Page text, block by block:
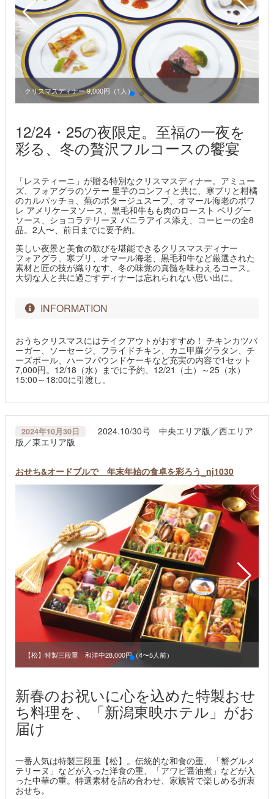
クリスマスディナー 9,000円（1人）
12/24・25の夜限定。至福の一夜を
彩る、冬の贅沢フルコースの饗宴
「レスティーニ」が贈る特別なクリスマスディナー。アミュー
ズ、フォアグラのソテー 里芋のコンフィと共に、寒ブリと柑橘
のカルパッチョ、蕪のポタージュスープ、オマール海老のポワ
レ アメリケーヌソース、黒毛和牛もも肉のロースト ペリグー
ソース、ショコラテリーヌ バニラアイス添え、コーヒーの全8
品。2人〜、前日までに要予約。
美しい夜景と美食の歓びを堪能できるクリスマスディナー
フォアグラ、寒ブリ、オマール海老、黒毛和牛など厳選された
素材と匠の技が織りなす、冬の味覚の真髄を味わえるコース。
大切な人と共に過ごすディナーは忘れられない思い出に。
INFORMATION
おうちクリスマスにはテイクアウトがおすすめ！ チキンカツバ
ーガー、ソーセージ、フライドチキン、カニ甲羅グラタン、チ
ーズボール、ハーフパウンドケーキなど充実の内容で1セット
7,000円。12/18（水）までに予約、12/21（土）～25（水）
15:00～18:00に引渡し。
2024年10月30日
2024.10/30号 中央エリア版／西エリア
版／東エリア版
おせち&オードブルで 年末年始の食卓を彩ろう_nj1030
【松】特製三段重 和洋中28,000円（4〜5人前）
新春のお祝いに心を込めた特製おせ
ち料理を、「新潟東映ホテル」がお
届け
一番人気は特製三段重【松】。伝統的な和食の重、「蟹グルメ
テリーヌ」などが入った洋食の重、「アワビ醤油煮」などが入
った中華の重。特選素材を詰め合わせ、家族皆で楽しめる折衷
おせち。